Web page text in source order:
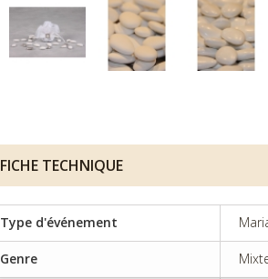
FICHE TECHNIQUE
Type d'événement
Genre